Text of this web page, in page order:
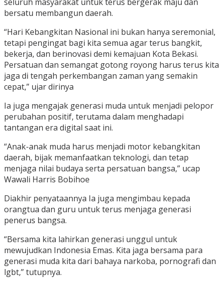
bersatu membangun daerah.
“Hari Kebangkitan Nasional ini bukan hanya seremonial,
tetapi pengingat bagi kita semua agar terus bangkit,
bekerja, dan berinovasi demi kemajuan Kota Bekasi.
Persatuan dan semangat gotong royong harus terus kita
jaga di tengah perkembangan zaman yang semakin
cepat,” ujar dirinya
Ia juga mengajak generasi muda untuk menjadi pelopor
perubahan positif, terutama dalam menghadapi
tantangan era digital saat ini.
“Anak-anak muda harus menjadi motor kebangkitan
daerah, bijak memanfaatkan teknologi, dan tetap
menjaga nilai budaya serta persatuan bangsa,” ucap
Wawali Harris Bobihoe
Diakhir penyataannya Ia juga mengimbau kepada
orangtua dan guru untuk terus menjaga generasi
penerus bangsa.
“Bersama kita lahirkan generasi unggul untuk
mewujudkan Indonesia Emas. Kita jaga bersama para
generasi muda kita dari bahaya narkoba, pornografi dan
lgbt,” tutupnya.